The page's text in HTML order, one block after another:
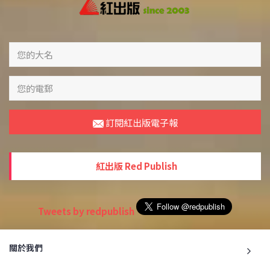
訂閱紅出版電子報
紅出版 Red Publish
Tweets by redpublish
關於我們